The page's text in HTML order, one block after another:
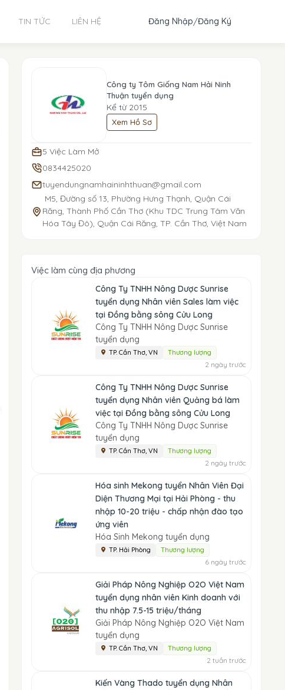
TIN TỨC LIÊN HỆ Đăng Nhập/Đăng Ký
Công ty Tôm Giống Nam Hải Ninh
Thuận tuyển dụng
Kể từ 2015
Xem Hồ Sơ
5 Việc Làm Mở
0834425020
tuyendungnamhaininhthuan@gmail.com
M5, Đường số 13, Phường Hưng Thạnh, Quận Cái
Răng, Thành Phố Cần Thơ (Khu TDC Trung Tâm Văn
Hóa Tây Đô), Quận Cái Răng, TP. Cần Thơ, Việt Nam
Việc làm cùng địa phương
Công Ty TNHH Nông Dược Sunrise
tuyển dụng Nhân viên Sales làm việc
tại Đồng bằng sông Cửu Long
Công Ty TNHH Nông Dược Sunrise
tuyển dụng
TP. Cần Thơ, VN Thương lượng
2 ngày trước
Công Ty TNHH Nông Dược Sunrise
tuyển dụng Nhân viên Quảng bá làm
việc tại Đồng bằng sông Cửu Long
Công Ty TNHH Nông Dược Sunrise
tuyển dụng
TP. Cần Thơ, VN Thương lượng
2 ngày trước
Hóa sinh Mekong tuyển Nhân Viên Đại
Diện Thương Mại tại Hải Phòng - thu
nhập 10-20 triệu - chấp nhận đào tạo
ứng viên
Hóa Sinh Mekong tuyển dụng
TP. Hải Phòng Thương lượng
6 ngày trước
Giải Pháp Nông Nghiệp O2O Việt Nam
tuyển dụng nhân viên Kinh doanh với
thu nhập 7.5-15 triệu/tháng
Giải Pháp Nông Nghiệp O2O Việt Nam
tuyển dụng
TP. Cần Thơ, VN Thương lượng
2 tuần trước
Kiến Vàng Thado tuyển dụng Nhân